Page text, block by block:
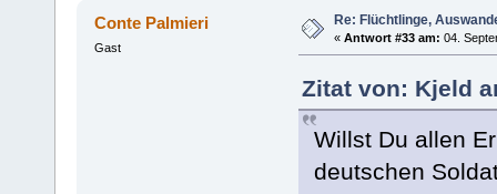
Conte Palmieri
Gast
Re: Flüchtlinge,
« Antwort #33 am: 04.
Zitat von: Kjeld
Willst Du allen
deutschen